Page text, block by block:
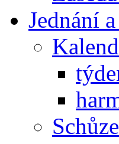
Jednání